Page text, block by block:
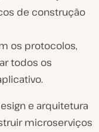
de construção
os protocolos,
todos os
e arquitetura
microserviços